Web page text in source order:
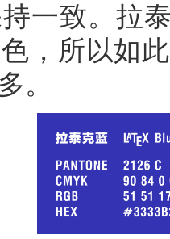
一致。拉
，所以如
。